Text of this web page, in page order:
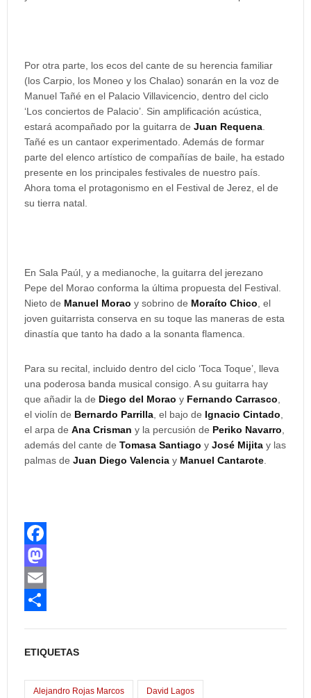
Por otra parte, los ecos del cante de su herencia familiar
(los Carpio, los Moneo y los Chalao) sonarán en la voz de
Manuel Tañé en el Palacio Villavicencio, dentro del ciclo
‘Los conciertos de Palacio’. Sin amplificación acústica,
estará acompañado por la guitarra de Juan Requena
Tañé es un cantaor experimentado. Además de formar
parte del elenco artístico de compañías de baile, ha estado
presente en los principales festivales de nuestro país.
Ahora toma el protagonismo en el Festival de Jerez, el de
su tierra natal.
En Sala Paúl, y a medianoche, la guitarra del jerezano
Pepe del Morao conforma la última propuesta del Festival.
Nieto de Manuel Morao y sobrino de Moraíto Chico , el
joven guitarrista conserva en su toque las maneras de esta
dinastía que tanto ha dado a la sonanta flamenca.
Para su recital, incluido dentro del ciclo ‘Toca Toque’, lleva
una poderosa banda musical consigo. A su guitarra hay
que añadir la de Diego del Morao y Fernando Carrasco
el violín de Bernardo Parrilla , el bajo de Ignacio Cintado
el arpa de Ana Crisman y la percusión de Periko Navarro
además del cante de Tomasa Santiago y José Mijita y las
palmas de Juan Diego Valencia y Manuel Cantarote
F
a
c
M
aE
ETIQUETAS
Alejandro Rojas Marcos David Lagos